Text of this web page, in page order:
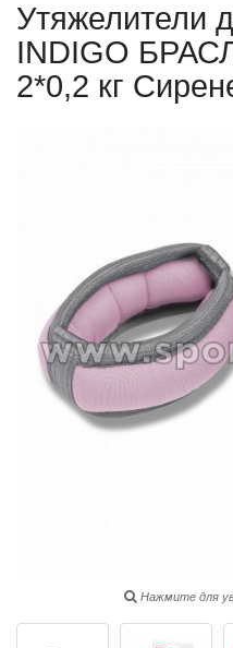
Утяжелители
INDIGO
2*0,2 кг
Нажмите для